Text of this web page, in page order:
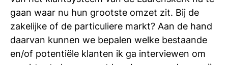
gaan waar nu hun grootste omzet zit. Bij de
zakelijke of de particuliere markt? Aan de hand
daarvan kunnen we bepalen welke bestaande
en/of potentiële klanten ik ga interviewen om